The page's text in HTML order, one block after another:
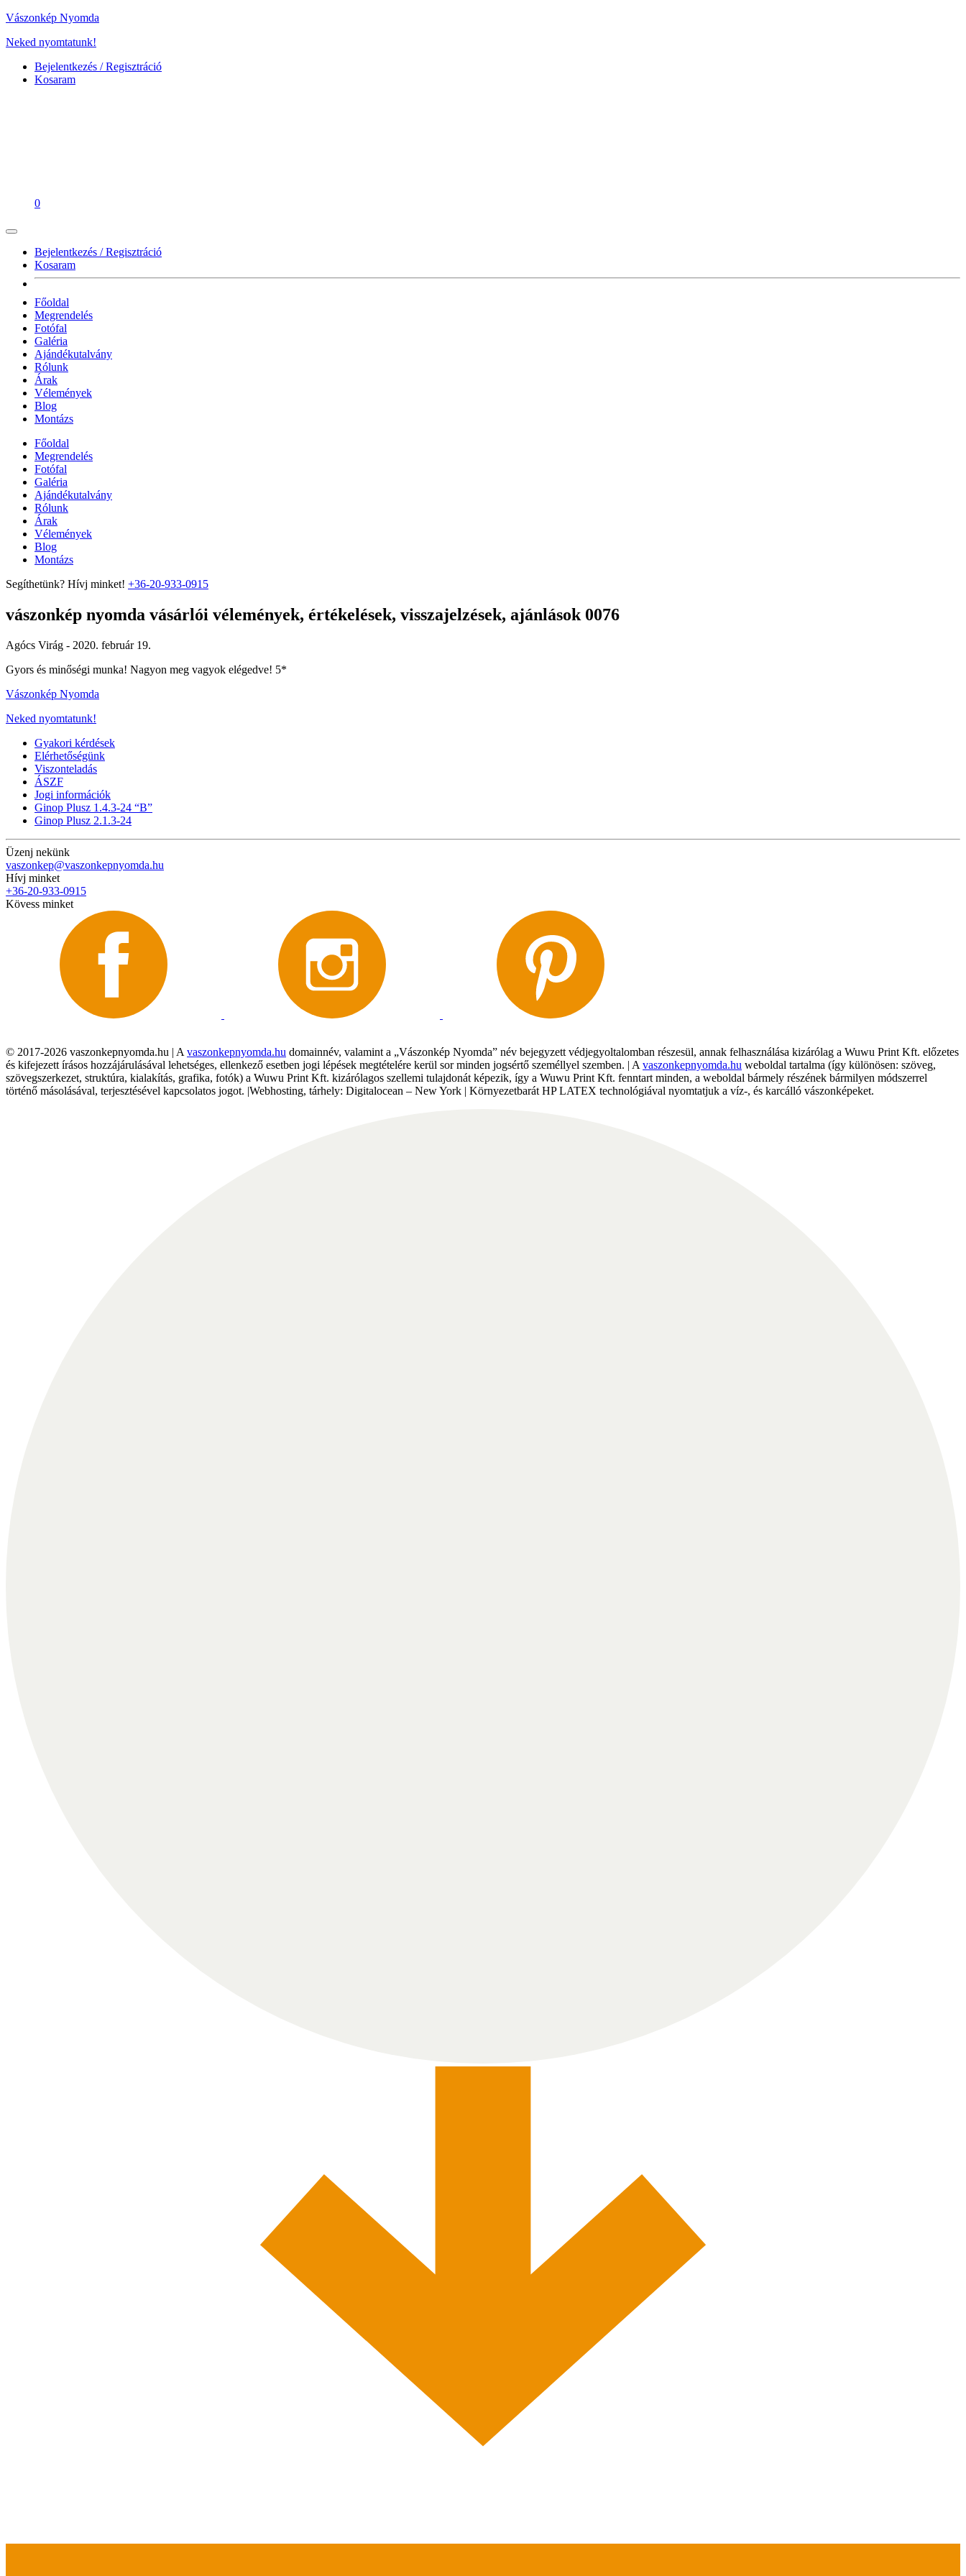
Vászonkép Nyomda
Neked nyomtatunk!
Bejelentkezés / Regisztráció
Kosaram
0
Bejelentkezés / Regisztráció
Kosaram
Főoldal
Megrendelés
Fotófal
Galéria
Ajándékutalvány
Rólunk
Árak
Vélemények
Blog
Montázs
Főoldal
Megrendelés
Fotófal
Galéria
Ajándékutalvány
Rólunk
Árak
Vélemények
Blog
Montázs
Segíthetünk? Hívj minket! +36-20-933-0915
vászonkép nyomda vásárlói vélemények, értékelések, visszajelzések, ajánlások 0076
Agócs Virág - 2020. február 19.
Gyors és minőségi munka! Nagyon meg vagyok elégedve! 5*
Vászonkép Nyomda
Neked nyomtatunk!
Gyakori kérdések
Elérhetőségünk
Viszonteladás
ÁSZF
Jogi információk
Ginop Plusz 1.4.3-24 “B”
Ginop Plusz 2.1.3-24
Üzenj nekünk
vaszonkep@vaszonkepnyomda.hu
Hívj minket
+36-20-933-0915
Kövess minket
© 2017-2026 vaszonkepnyomda.hu | A vaszonkepnyomda.hu domainnév, valamint a „Vászonkép Nyomda” név bejegyzett védjegyoltalomban részesül, annak felhasználása kizárólag a Wuwu Print Kft. előzetes
és kifejezett írásos hozzájárulásával lehetséges, ellenkező esetben jogi lépések megtételére kerül sor minden jogsértő személlyel szemben. | A vaszonkepnyomda.hu weboldal tartalma (így különösen: szöveg,
szövegszerkezet, struktúra, kialakítás, grafika, fotók) a Wuwu Print Kft. kizárólagos szellemi tulajdonát képezik, így a Wuwu Print Kft. fenntart minden, a weboldal bármely részének bármilyen módszerrel
történő másolásával, terjesztésével kapcsolatos jogot. |Webhosting, tárhely: Digitalocean – New York | Környezetbarát HP LATEX technológiával nyomtatjuk a víz-, és karcálló vászonképeket.